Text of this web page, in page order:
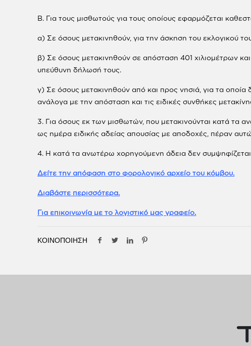
Β. Για τους μισθωτούς για τους οποίους εφαρμόζεται
α) Σε όσους μετακινηθούν, για την άσκηση του εκλογικού
β) Σε όσους μετακινηθούν σε απόσταση 401 χιλιομέτρων
υπεύθυνη δήλωσή τους.
γ) Σε όσους μετακινηθούν από και προς νησιά, για τα
ανάλογα με την απόσταση και τις ειδικές συνθήκες
3. Για όσους εκ των μισθωτών, που μετακινούνται κατά τα
ως ημέρα ειδικής αδείας απουσίας με αποδοχές, πέραν
4. Η κατά τα ανωτέρω χορηγούμενη άδεια δεν
Δείτε την απόφαση στο φορολογικό αρχείο του κόμβου.
Διαβάστε περισσότερα.
Για επικοινωνία με το λογιστικό μας γραφείο.
ΚΟΙΝΟΠΟΙΗΣΗ